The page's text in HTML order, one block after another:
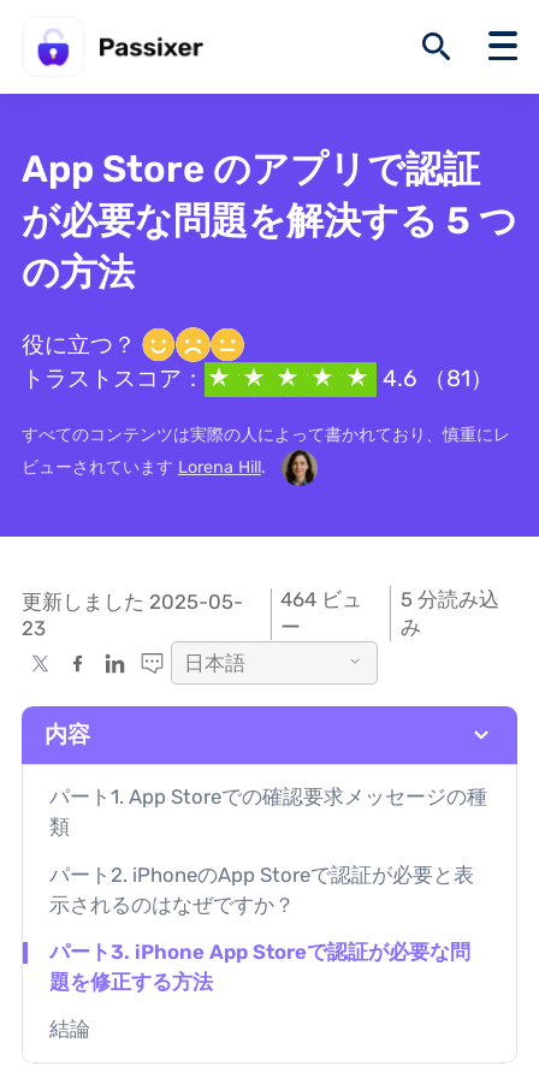
App Store のアプリで認証
が必要な問題を解決する 5 つ
の方法
役に立つ？
トラストスコア：
4.6 （81）
すべてのコンテンツは実際の人によって書かれており、慎重にレ
ビューされています Lorena Hill.
更新しました 2025-05-
23
464 ビュ
ー
5 分読み込
み
日本語
内容
パート1. App Storeでの確認要求メッセージの種
類
パート2. iPhoneのApp Storeで認証が必要と表
示されるのはなぜですか？
パート3. iPhone App Storeで認証が必要な問
題を修正する方法
結論